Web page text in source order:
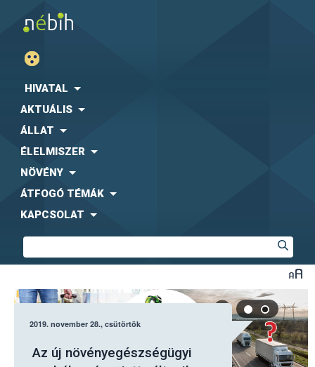
HIVATAL
AKTUÁLIS
ÁLLAT
ÉLELMISZER
NÖVÉNY
ÁTFOGÓ TÉMÁK
KAPCSOLAT
2019. november 28., csütörtök
Az új növényegészségügyi